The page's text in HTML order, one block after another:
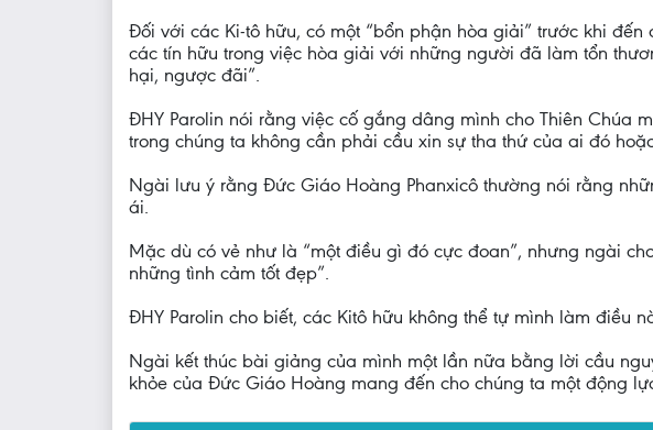
Đối với các Ki-tô hữu, có một “bổn phận hòa giải” trước khi
các tín hữu trong việc hòa giải với những người đã làm tổn
hại, ngược đãi”.
ĐHY Parolin nói rằng việc cố gắng dâng mình cho Thiên Chúa
trong chúng ta không cần phải cầu xin sự tha thứ của ai đó
Ngài lưu ý rằng Đức Giáo Hoàng Phanxicô thường nói rằng
ái.
Mặc dù có vẻ như là “một điều gì đó cực đoan”, nhưng ngài
những tình cảm tốt đẹp”.
ĐHY Parolin cho biết, các Kitô hữu không thể tự mình làm điều
Ngài kết thúc bài giảng của mình một lần nữa bằng lời cầu
khỏe của Đức Giáo Hoàng mang đến cho chúng ta một động